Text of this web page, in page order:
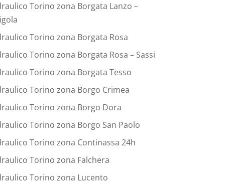
Torino zona Borgata Lanzo –
Torino zona Borgata Rosa
Torino zona Borgata Rosa – Sassi
Torino zona Borgata Tesso
Torino zona Borgo Crimea
Torino zona Borgo Dora
Torino zona Borgo San Paolo
Torino zona Continassa 24h
Torino zona Falchera
Torino zona Lucento